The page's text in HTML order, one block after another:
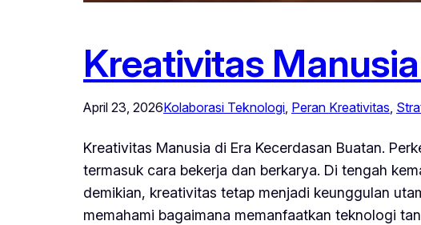
Kreativitas
April 23, 2026Kolaborasi Teknologi, Peran Kreativitas,
Kreativitas Manusia di Era Kecerdasan Buatan.
termasuk cara bekerja dan berkarya. Di tengah
demikian, kreativitas tetap menjadi keunggulan
memahami bagaimana memanfaatkan teknologi